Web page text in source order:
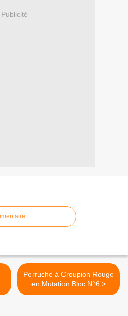
Publicité
Perruche à Croupion Rouge
en Mutation Bloc N°6 >